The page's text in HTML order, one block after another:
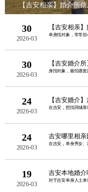
【吉安相亲】婚介所
30
2026-03
【吉安相亲
30
2026-03
【吉安婚介
24
2026-03
【吉安婚介
24
2026-03
吉安哪里相
19
2026-03
吉安本地婚